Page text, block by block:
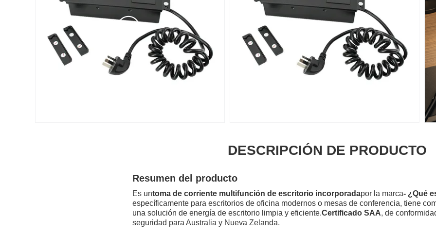
DESCRIPCIÓN DE PRODUCTO
Resumen del producto
Es untoma de corriente multifunción de escritorio incorporadapor la marca- ¿Qué
específicamente para escritorios de oficina modernos o mesas de conferencia, tiene
una solución de energía de escritorio limpia y eficiente.Certificado SAA, de
seguridad para Australia y Nueva Zelanda.